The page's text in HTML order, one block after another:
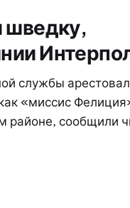
шведку,
службы
«миссис
районе, сообщили